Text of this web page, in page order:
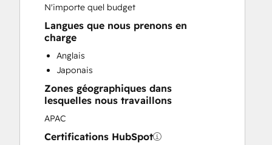
Help Desk Implementation
HubSpot Onboarding
Knowledge Base Development
Paid Advertising
Programmable Automation
Sales and Marketing Alignment
Sales Coaching and Training
Sales Enablement
Search Engine Optimization
N'importe quel budget
Langues que nous prenons en
charge
Anglais
Japonais
Zones géographiques dans
lesquelles nous travaillons
APAC
Certifications HubSpot